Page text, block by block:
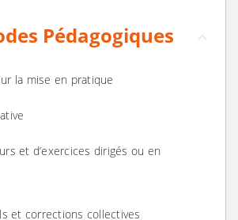
Pédagogiques
la mise en pratique
et d’exercices dirigés ou en
et corrections collectives